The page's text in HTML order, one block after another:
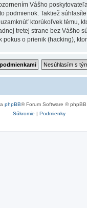
Vášho
Taktiež
ktorúkoľvek tému,
tretej strane bez Vášho
o prienik (hacking),
phpBB® Forum Software © phpBB
Súkromie | Podmienky